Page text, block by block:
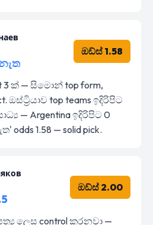
ඔඩ්ස් 1.58
3 ක් — සිමොන් top form,
ඔස්ට්‍රියාව top teams ඉදිරිපිට
— Argentina ඉදිරිපිට 0
odds 1.58 — solid pick.
ඔඩ්ස් 2.00
ලෙස control කරනවා —